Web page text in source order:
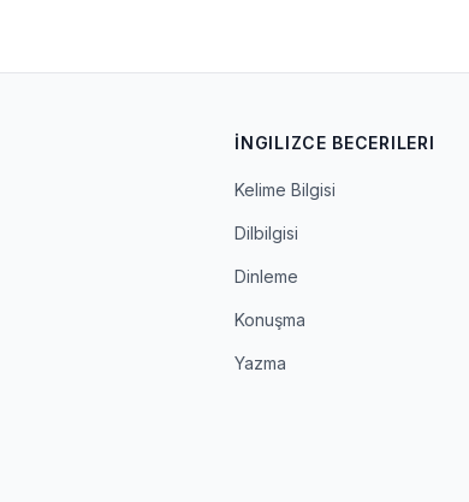
İNGILIZCE BECERILERI
Kelime Bilgisi
Dilbilgisi
Dinleme
Konuşma
Yazma